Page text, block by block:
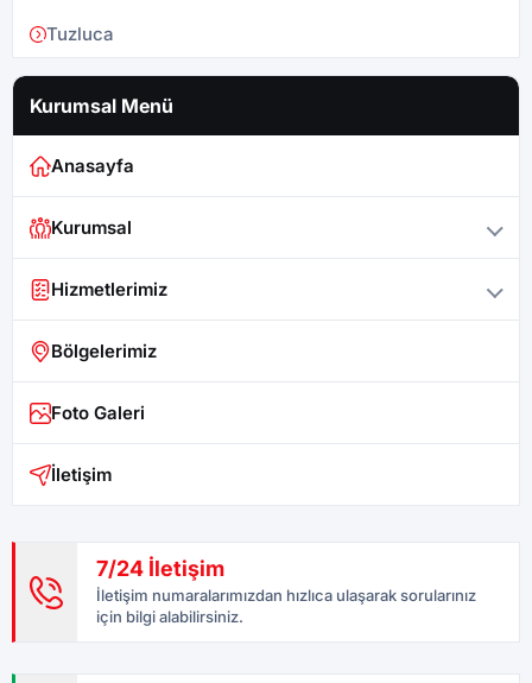
Tuzluca
Kurumsal Menü
Anasayfa
Kurumsal
Hizmetlerimiz
Bölgelerimiz
Foto Galeri
İletişim
7/24 İletişim
İletişim numaralarımızdan hızlıca ulaşarak sorularınız
için bilgi alabilirsiniz.